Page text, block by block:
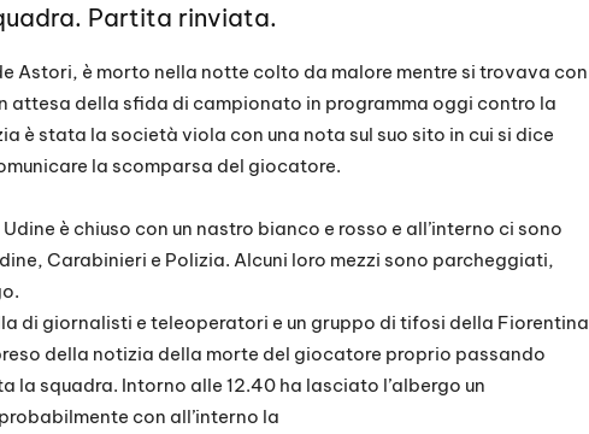
Partita rinviata.
Astori, è morto nella notte colto da malore mentre si trovava con
attesa della sfida di campionato in programma oggi contro la
è stata la società viola con una nota sul suo sito in cui si dice
la scomparsa del giocatore.
è chiuso con un nastro bianco e rosso e all’interno ci sono
Carabinieri e Polizia. Alcuni loro mezzi sono parcheggiati,
di giornalisti e teleoperatori e un gruppo di tifosi della Fiorentina
della notizia della morte del giocatore proprio passando
la squadra. Intorno alle 12.40 ha lasciato l’albergo un
con all’interno la